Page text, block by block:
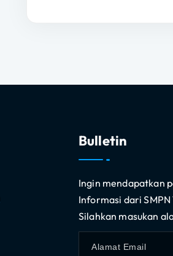
Bulletin
Ingin mendapatkan
Informasi dari
Silahkan masukan